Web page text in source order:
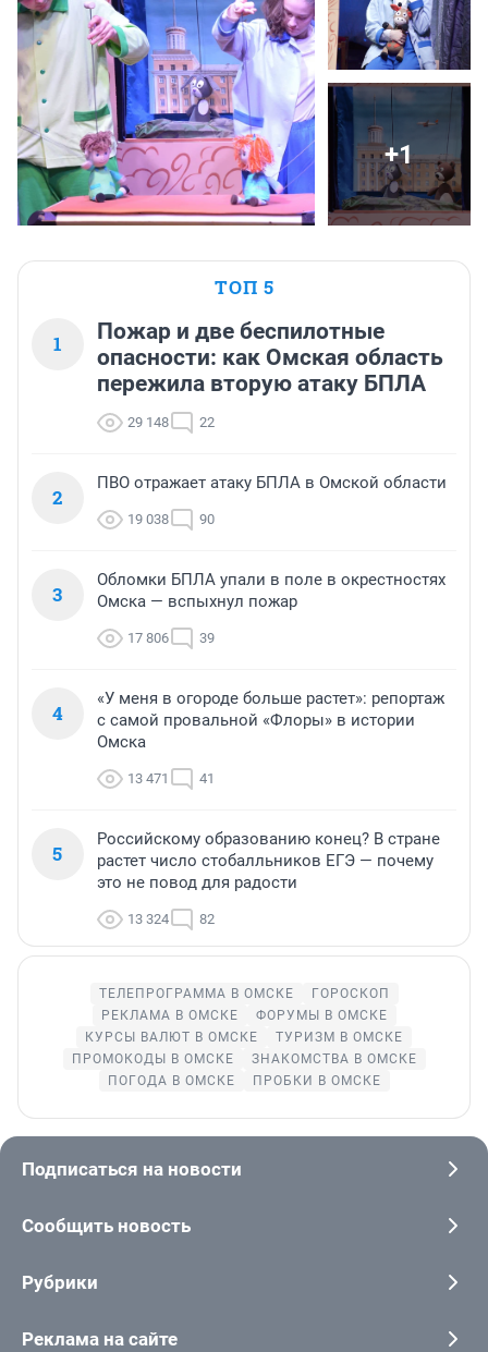
+1
ТОП 5
1
Пожар и две беспилотные
опасности: как Омская область
пережила вторую атаку БПЛА
29 148 22
2
ПВО отражает атаку БПЛА в Омской области
19 038 90
3
Обломки БПЛА упали в поле в окрестностях
Омска — вспыхнул пожар
17 806 39
4
«У меня в огороде больше растет»: репортаж
с самой провальной «Флоры» в истории
Омска
13 471 41
5
Российскому образованию конец? В стране
растет число стобалльников ЕГЭ — почему
это не повод для радости
13 324 82
ТЕЛЕПРОГРАММА В ОМСКЕ
ГОРОСКОП
РЕКЛАМА В ОМСКЕ
ФОРУМЫ В ОМСКЕ
КУРСЫ ВАЛЮТ В ОМСКЕ
ТУРИЗМ В ОМСКЕ
ПРОМОКОДЫ В ОМСКЕ
ЗНАКОМСТВА В ОМСКЕ
ПОГОДА В ОМСКЕ
ПРОБКИ В ОМСКЕ
Подписаться на новости
Сообщить новость
Рубрики
Реклама на сайте